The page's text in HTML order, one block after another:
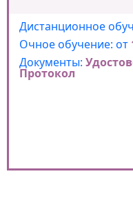
Дистанционное
Очное обучение: от
Документы:
Протокол